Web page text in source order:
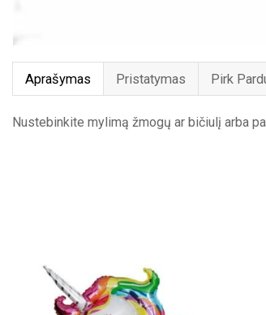
Aprašymas Pristatymas Pirk
Nustebinkite mylimą žmogų ar bičiulį arba